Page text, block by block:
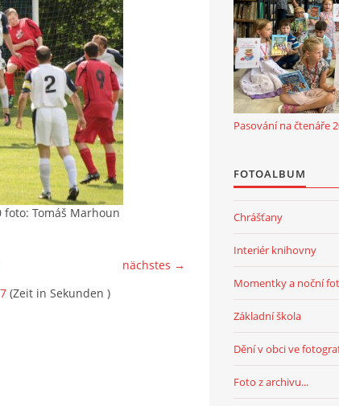
Tomáš Marhoun
nächstes →
7(Zeit in Sekunden )
Pasování na čtenáře
FOTOALBUM
Chrášťany
Interiér knihovny
Momentky a noční
Základní škola
Dění v obci ve
Foto z archivu...